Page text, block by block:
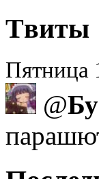
Tвиты
Пятница
@